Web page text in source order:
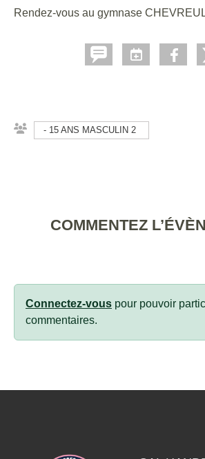
Rendez-vous au gymnase
- 15 ANS MASCULIN 2
COMMENTEZ
Connectez-vous pour pouvoir
commentaires.